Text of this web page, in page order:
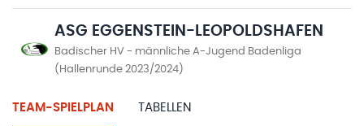
ASG EGGENSTEIN-LEOPOLDSHAFEN
Badischer HV - männliche A-Jugend Badenliga
(Hallenrunde 2023/2024)
TEAM-SPIELPLAN TABELLEN